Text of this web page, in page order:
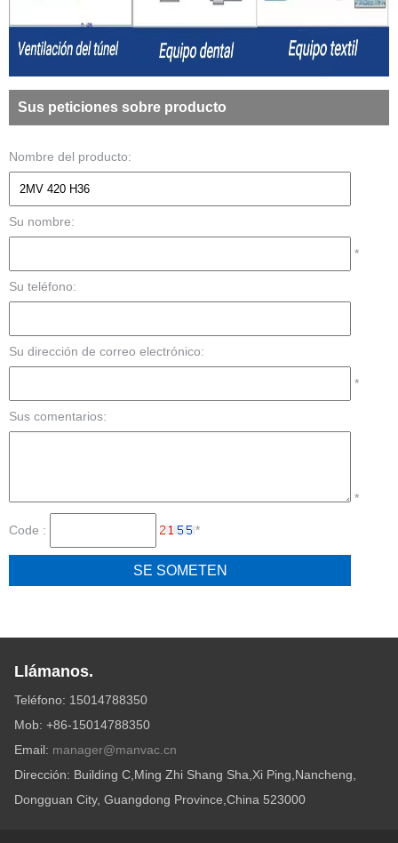
Sus peticiones sobre producto
Nombre del producto:
Su nombre:
*
Su teléfono:
Su dirección de correo electrónico:
*
Sus comentarios:
*
Code : *
Llámanos.
Teléfono: 15014788350
Mob: +86-15014788350
Email: manager@manvac.cn
Dirección: Building C,Ming Zhi Shang Sha,Xi Ping,Nancheng,
Dongguan City, Guangdong Province,China 523000